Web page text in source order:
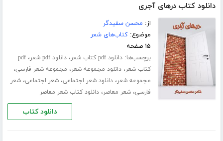
دانلود کتاب درهای آجری
از: محسن سفیدگر
موضوع:کتاب‌های شعر
۱۵ صفحه
برچسب‌ها:دانلود pdf کتاب شعر ،دانلود pdf شعر ،pdf
کتاب شعر،دانلود مجموعه شعر، مجموعه شعر فارسی،
مجموعه شعر،دانلود شعر اجتماعی،شعر اجتماعی،شعر
فارسی،شعر معاصر،دانلود کتاب شعر معاصر
دانلود کتاب